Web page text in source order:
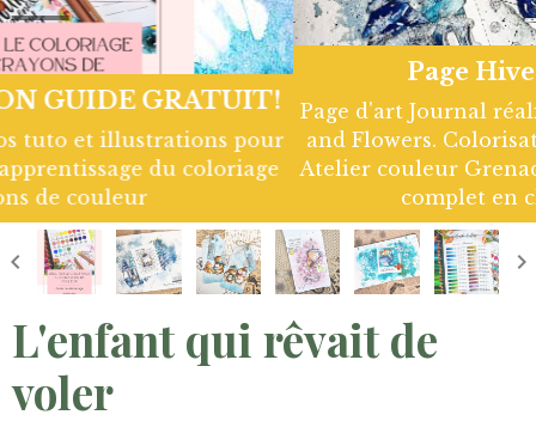
Page Hivernale So Chou
Page d'art Journal réalisée avec les tampons Chou
and Flowers. Colorisation à l'aquarelle artisanale
Atelier couleur Grenadine. Retrouve le tuto Vidéo
complet en cliquant sur le lien
L'enfant qui rêvait de
voler